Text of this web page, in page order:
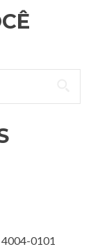
0101